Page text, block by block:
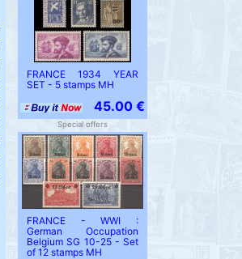
FRANCE 1934 YEAR
SET - 5 stamps MH
45.00 €
Special offers
FRANCE - WWI :
German Occupation
Belgium SG 10-25 - Set
of 12 stamps MH